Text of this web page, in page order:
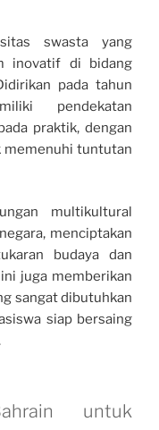
swasta yang
inovatif di bidang
pada tahun
pendekatan
praktik, dengan
memenuhi tuntutan
multikultural
menciptakan
budaya dan
juga memberikan
sangat dibutuhkan
siap bersaing
untuk